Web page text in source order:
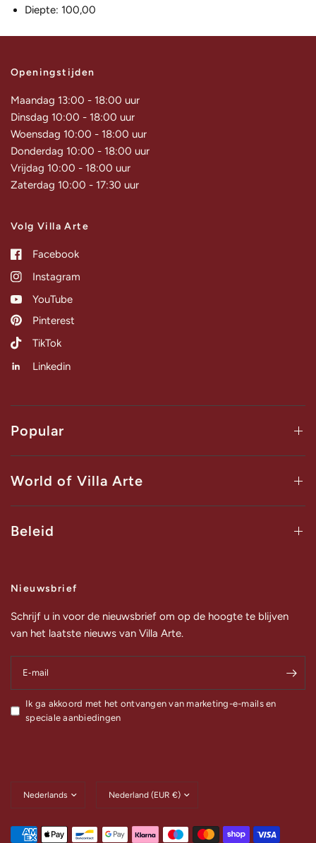
Diepte: 100,00
Openingstijden
Maandag 13:00 - 18:00 uur
Dinsdag 10:00 - 18:00 uur
Woensdag 10:00 - 18:00 uur
Donderdag 10:00 - 18:00 uur
Vrijdag 10:00 - 18:00 uur
Zaterdag 10:00 - 17:30 uur
Volg Villa Arte
Facebook
Instagram
YouTube
Pinterest
TikTok
Linkedin
Popular
World of Villa Arte
Beleid
Nieuwsbrief
Schrijf u in voor de nieuwsbrief om op de hoogte te blijven
van het laatste nieuws van Villa Arte.
E‑mail
Ik ga akkoord met het ontvangen van marketing-e-mails en
speciale aanbiedingen